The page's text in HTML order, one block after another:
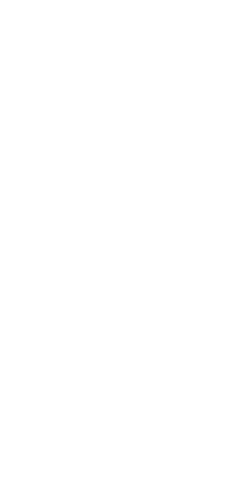
и рис 12 кг